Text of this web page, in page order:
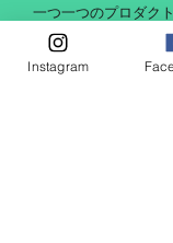
一つ一つのプロダク
絶妙なサイジ
都会的でモードであ
自由でかっこいい
Instagram